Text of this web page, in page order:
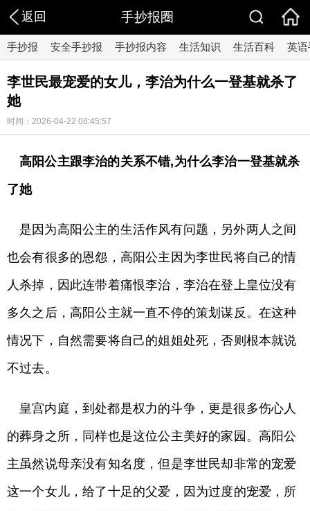
返回 手抄报圈
手抄报 安全手抄报 手抄报内容 生活知识 生活百科 英
李世民最宠爱的女儿，李治为什么一登基就杀了
她
时间：2026-04-22 08:45:57
高阳公主跟李治的关系不错,为什么李治一登基就杀
了她
是因为高阳公主的生活作风有问题，另外两人之间
也会有很多的恩怨，高阳公主因为李世民将自己的情
人杀掉，因此连带着痛恨李治，李治在登上皇位没有
多久之后，高阳公主就一直不停的策划谋反。在这种
情况下，自然需要将自己的姐姐处死，否则根本就说
不过去。
皇宫内庭，到处都是权力的斗争，更是很多伤心人
的葬身之所，同样也是这位公主美好的家园。高阳公
主虽然说母亲没有知名度，但是李世民却非常的宠爱
这一个女儿，给了十足的父爱，因为过度的宠爱，所